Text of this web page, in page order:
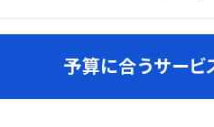
予算に合うサー